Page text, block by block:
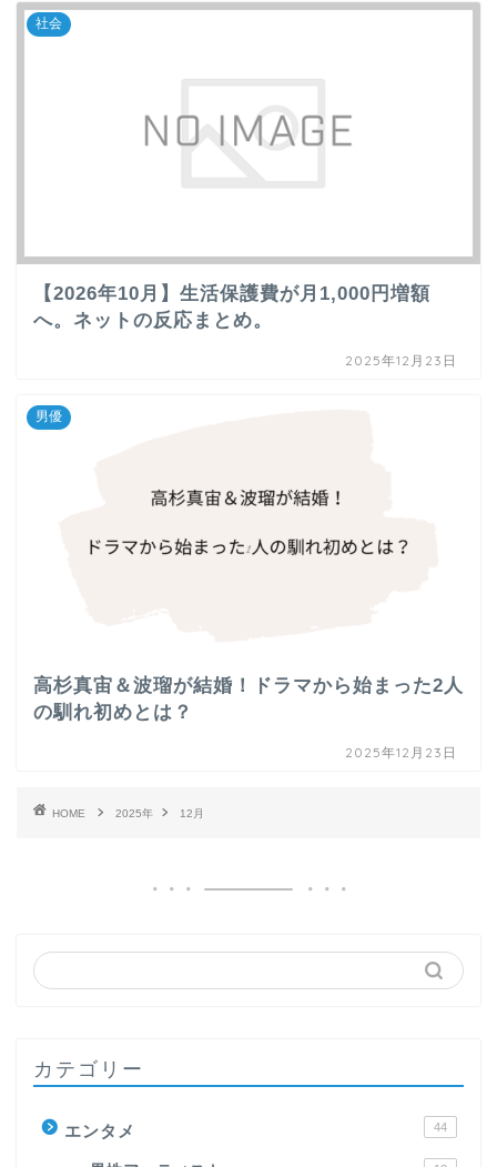
社会
【2026年10月】生活保護費が月1,000円増額
へ。ネットの反応まとめ。
2025年12月23日
男優
高杉真宙＆波瑠が結婚！ドラマから始まった2人
の馴れ初めとは？
2025年12月23日
HOME 2025年 12月
カテゴリー
エンタメ 44